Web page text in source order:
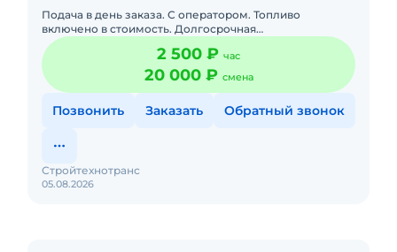
Подача в день заказа. С оператором. Топливо
включено в стоимость. Долгосрочная
аренда.Краткосрочная аренда. Техника с малой
наработкой. Сейчас свободна.
2 500 ₽ час
20 000 ₽ смена
Позвонить Заказать Обратный звонок
05.08.2026
Стройтехнотранс